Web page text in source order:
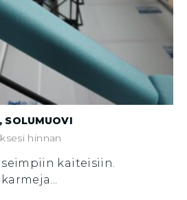
SOLUMUOVI
hinnan
kaiteisiin.